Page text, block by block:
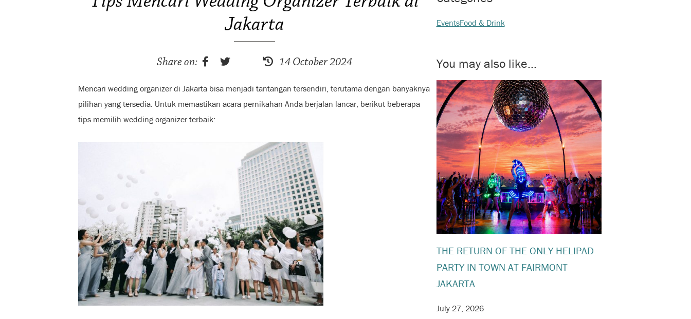
Jakarta
Share on: 14 October 2024
Mencari wedding organizer di Jakarta bisa menjadi tantangan tersendiri, terutama dengan banyaknya
pilihan yang tersedia. Untuk memastikan acara pernikahan Anda berjalan lancar, berikut beberapa
tips memilih wedding organizer terbaik:
EventsFood & Drink
You may also like...
THE RETURN OF THE ONLY HELIPAD
PARTY IN TOWN AT FAIRMONT
JAKARTA
July 27, 2026